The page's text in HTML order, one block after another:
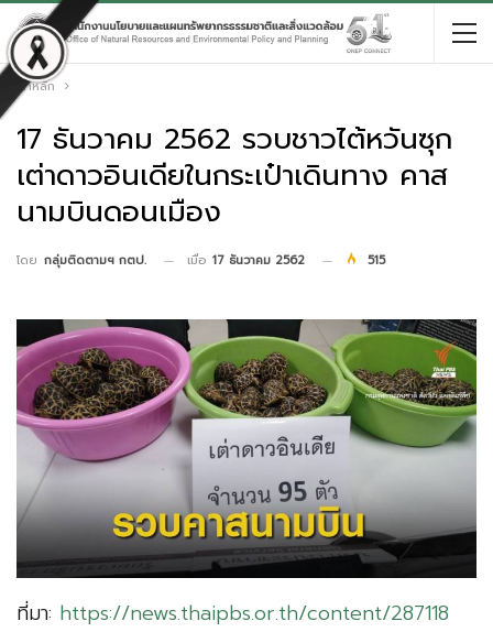
หน้าหลัก
17 ธันวาคม 2562 รวบชาวไต้หวันซุก
เต่าดาวอินเดียในกระเป๋าเดินทาง คาส
นามบินดอนเมือง
โดย กลุ่มติดตามฯ กตป. เมื่อ 17 ธันวาคม 2562 515
ที่มา: https://news.thaipbs.or.th/content/287118